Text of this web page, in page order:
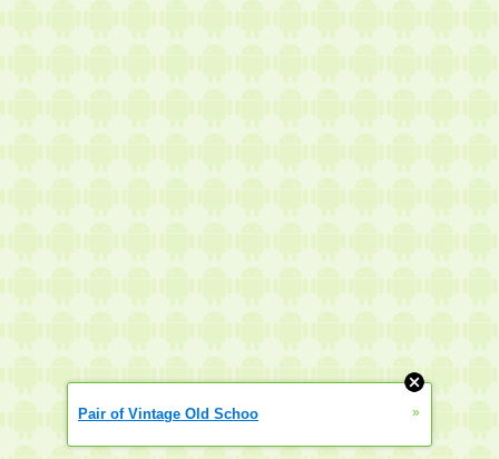
Pair of Vintage Old Schoo »